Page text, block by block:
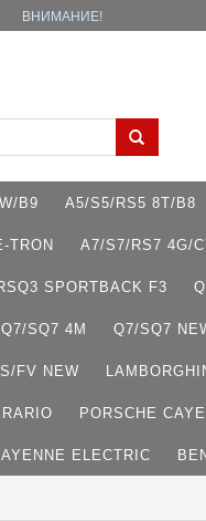
ВНИМАНИЕ!
B9 A5/S5/RS5 8T/B8
TRON A7/S7/RS7 4G/
SPORTBACK F3
Q7/SQ7 4M Q7/SQ7
FV NEW
PORSCHE
ELECTRIC